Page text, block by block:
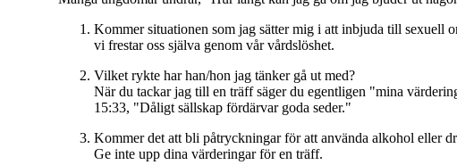
Kommer situationen som jag sätter mig i att inbjuda till sexuell
vi frestar oss själva genom vår vårdslöshet.
Vilket rykte har han/hon jag tänker gå ut med?
När du tackar jag till en träff säger du egentligen "mina
15:33, "Dåligt sällskap fördärvar goda seder."
Kommer det att bli påtryckningar för att använda alkohol eller
Ge inte upp dina värderingar för en träff.